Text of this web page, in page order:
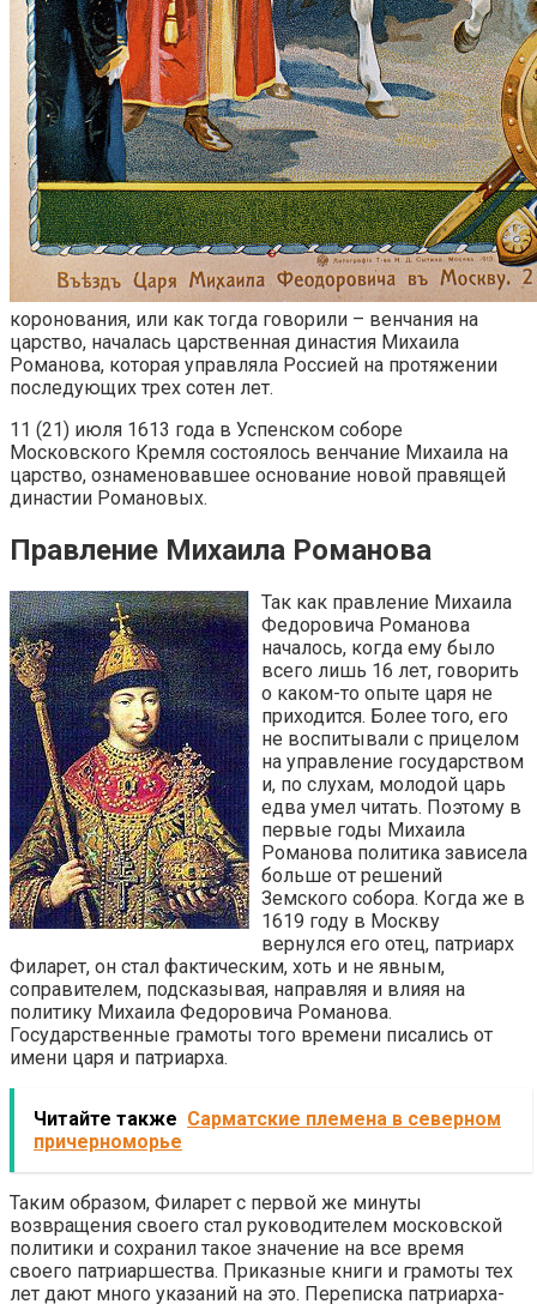
коронования, или как тогда говорили – венчания на
царство, началась царственная династия Михаила
Романова, которая управляла Россией на протяжении
последующих трех сотен лет.
11 (21) июля 1613 года в Успенском соборе
Московского Кремля состоялось венчание Михаила на
царство, ознаменовавшее основание новой правящей
династии Романовых.
Правление Михаила Романова
Так как правление Михаила
Федоровича Романова
началось, когда ему было
всего лишь 16 лет, говорить
о каком-то опыте царя не
приходится. Более того, его
не воспитывали с прицелом
на управление государством
и, по слухам, молодой царь
едва умел читать. Поэтому в
первые годы Михаила
Романова политика зависела
больше от решений
Земского собора. Когда же в
1619 году в Москву
вернулся его отец, патриарх
Филарет, он стал фактическим, хоть и не явным,
соправителем, подсказывая, направляя и влияя на
политику Михаила Федоровича Романова.
Государственные грамоты того времени писались от
имени царя и патриарха.
Читайте также Сарматские племена в северном
причерноморье
Таким образом, Филарет с первой же минуты
возвращения своего стал руководителем московской
политики и сохранил такое значение на все время
своего патриаршества. Приказные книги и грамоты тех
лет дают много указаний на это. Переписка патриарха-